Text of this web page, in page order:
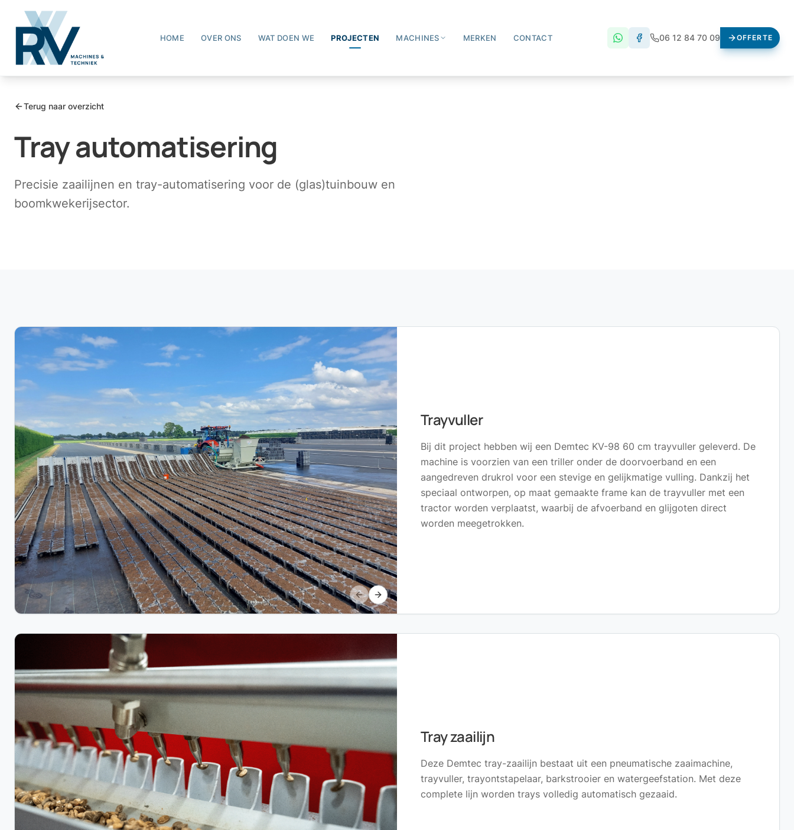
HOME OVER ONS WAT DOEN WE PROJECTEN MACHINES MERKEN CONTACT 06 12 84 70 09 OFFERTE
Terug naar overzicht
Tray automatisering
Precisie zaailijnen en tray-automatisering voor de (glas)tuinbouw en
boomkwekerijsector.
Previous slide
Next slide
Trayvuller
Bij dit project hebben wij een Demtec KV-98 60 cm trayvuller geleverd. De
machine is voorzien van een triller onder de doorvoerband en een
aangedreven drukrol voor een stevige en gelijkmatige vulling. Dankzij het
speciaal ontworpen, op maat gemaakte frame kan de trayvuller met een
tractor worden verplaatst, waarbij de afvoerband en glijgoten direct
worden meegetrokken.
Tray zaailijn
Deze Demtec tray-zaailijn bestaat uit een pneumatische zaaimachine,
trayvuller, trayontstapelaar, barkstrooier en watergeefstation. Met deze
complete lijn worden trays volledig automatisch gezaaid.